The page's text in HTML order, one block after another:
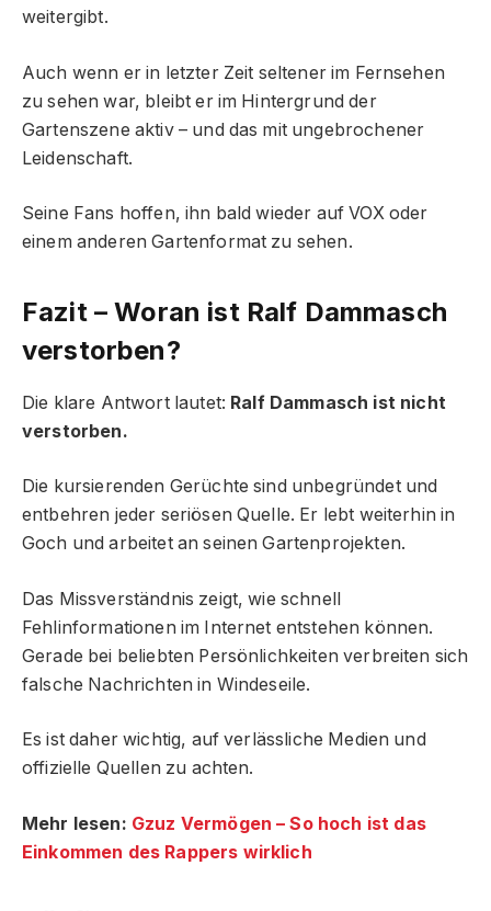
weitergibt.
Auch wenn er in letzter Zeit seltener im Fernsehen
zu sehen war, bleibt er im Hintergrund der
Gartenszene aktiv – und das mit ungebrochener
Leidenschaft.
Seine Fans hoffen, ihn bald wieder auf VOX oder
einem anderen Gartenformat zu sehen.
Fazit – Woran ist Ralf Dammasch
verstorben?
Die klare Antwort lautet: Ralf Dammasch ist nicht
verstorben.
Die kursierenden Gerüchte sind unbegründet und
entbehren jeder seriösen Quelle. Er lebt weiterhin in
Goch und arbeitet an seinen Gartenprojekten.
Das Missverständnis zeigt, wie schnell
Fehlinformationen im Internet entstehen können.
Gerade bei beliebten Persönlichkeiten verbreiten sich
falsche Nachrichten in Windeseile.
Es ist daher wichtig, auf verlässliche Medien und
offizielle Quellen zu achten.
Mehr lesen: Gzuz Vermögen – So hoch ist das
Einkommen des Rappers wirklich